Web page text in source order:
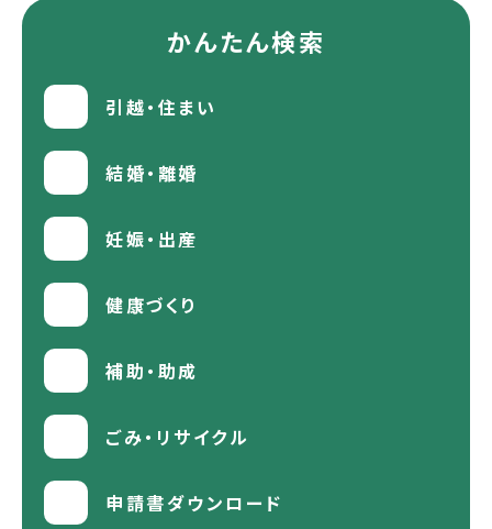
かんたん検索
引越・住まい
結婚・離婚
妊娠・出産
健康づくり
補助・助成
ごみ・リサイクル
申請書ダウンロード